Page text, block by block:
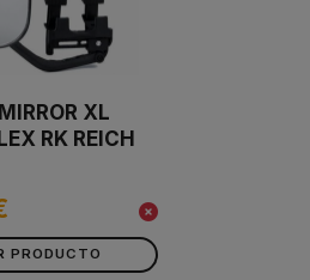
XL
RK REICH
PRODUCTO